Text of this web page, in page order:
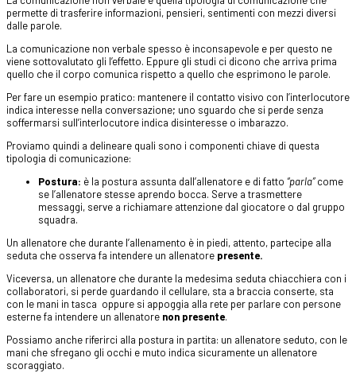
permette di trasferire informazioni, pensieri, sentimenti con mezzi diversi
dalle parole.
La comunicazione non verbale spesso è inconsapevole e per questo ne
viene sottovalutato gli l’effetto. Eppure gli studi ci dicono che arriva prima
quello che il corpo comunica rispetto a quello che esprimono le parole.
Per fare un esempio pratico: mantenere il contatto visivo con l’interlocutore
indica interesse nella conversazione; uno sguardo che si perde senza
soffermarsi sull’interlocutore indica disinteresse o imbarazzo.
Proviamo quindi a delineare quali sono i componenti chiave di questa
tipologia di comunicazione:
Postura: è la postura assunta dall’allenatore e di fatto “parla”come
se l’allenatore stesse aprendo bocca. Serve a trasmettere
messaggi, serve a richiamare attenzione dal giocatore o dal gruppo
squadra.
Un allenatore che durante l’allenamento è in piedi, attento, partecipe alla
seduta che osserva fa intendere un allenatore presente.
Viceversa, un allenatore che durante la medesima seduta chiacchiera con i
collaboratori, si perde guardando il cellulare, sta a braccia conserte, sta
con le mani in tasca oppure si appoggia alla rete per parlare con persone
esterne fa intendere un allenatore non presente.
Possiamo anche riferirci alla postura in partita: un allenatore seduto, con le
mani che sfregano gli occhi e muto indica sicuramente un allenatore
scoraggiato.